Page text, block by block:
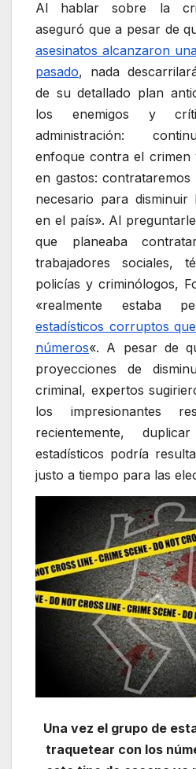
Al hablar sobre la
aseguró que a pesar de
asesinatos alcanzaron
pasado, nada
de su detallado plan
los enemigos y
administración:
enfoque contra el crimen
en gastos:
necesario para disminuir
en el país». Al
que planeaba
trabajadores sociales,
policías y criminólogos,
«realmente estaba
estadísticos corruptos
números«. A pesar de
proyecciones de
criminal, expertos
los impresionantes
recientemente,
estadísticos podría
justo a tiempo para las
Una vez el grupo de
traquetear con los